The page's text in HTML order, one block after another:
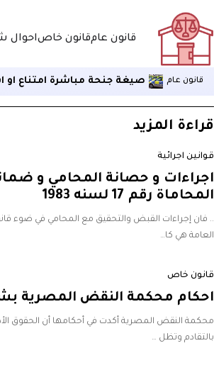
قانون عامقانون خاص
قانون عام صيغة جنحة مباشرة امتناع
قراءة المزيد
قوانين اجرائية
اجراءات و حصانة المحامي و
المحاماة رقم 17 لسنه 1983
.. فان إجراءات القبض والتحقيق مع المحامي في ضوء
العامة هي كا…
قانون خاص
احكام محكمة النقض المصرية
محكمة النقض المصرية أكدت في أحكامها أن الحقوق
بالتقادم وتظل …